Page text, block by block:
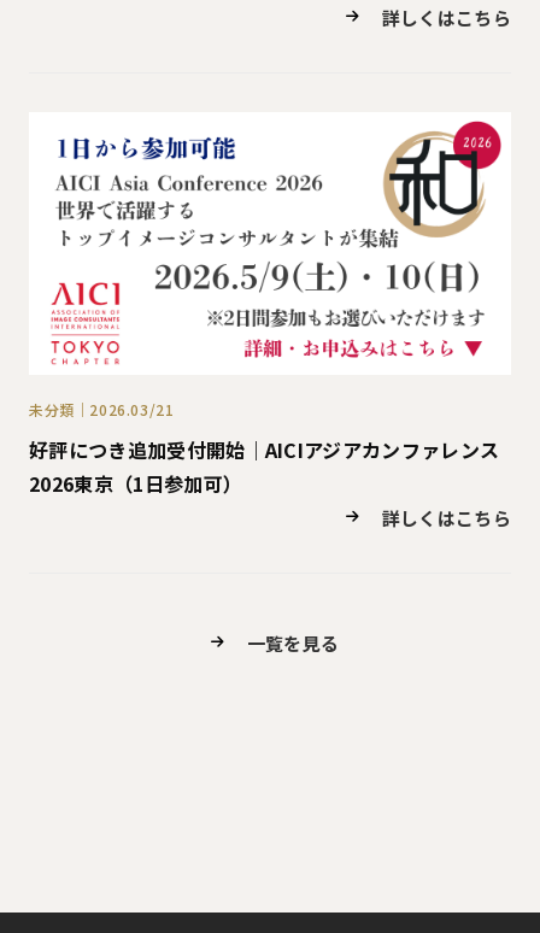
詳しくはこちら
未分類｜2026.03/21
好評につき追加受付開始｜AICIアジアカンファレンス
2026東京（1日参加可）
詳しくはこちら
一覧を見る